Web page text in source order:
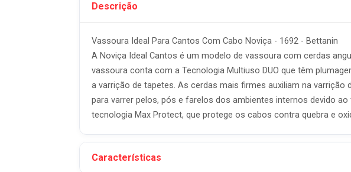
Descrição
Vassoura Ideal Para Cantos Com Cabo Noviça - 1692 - Bettanin
A Noviça Ideal Cantos é um modelo de vassoura com cerdas
vassoura conta com a Tecnologia Multiuso DUO que têm
a varrição de tapetes. As cerdas mais firmes auxiliam na
para varrer pelos, pós e farelos dos ambientes internos devido
tecnologia Max Protect, que protege os cabos contra quebra e
Características